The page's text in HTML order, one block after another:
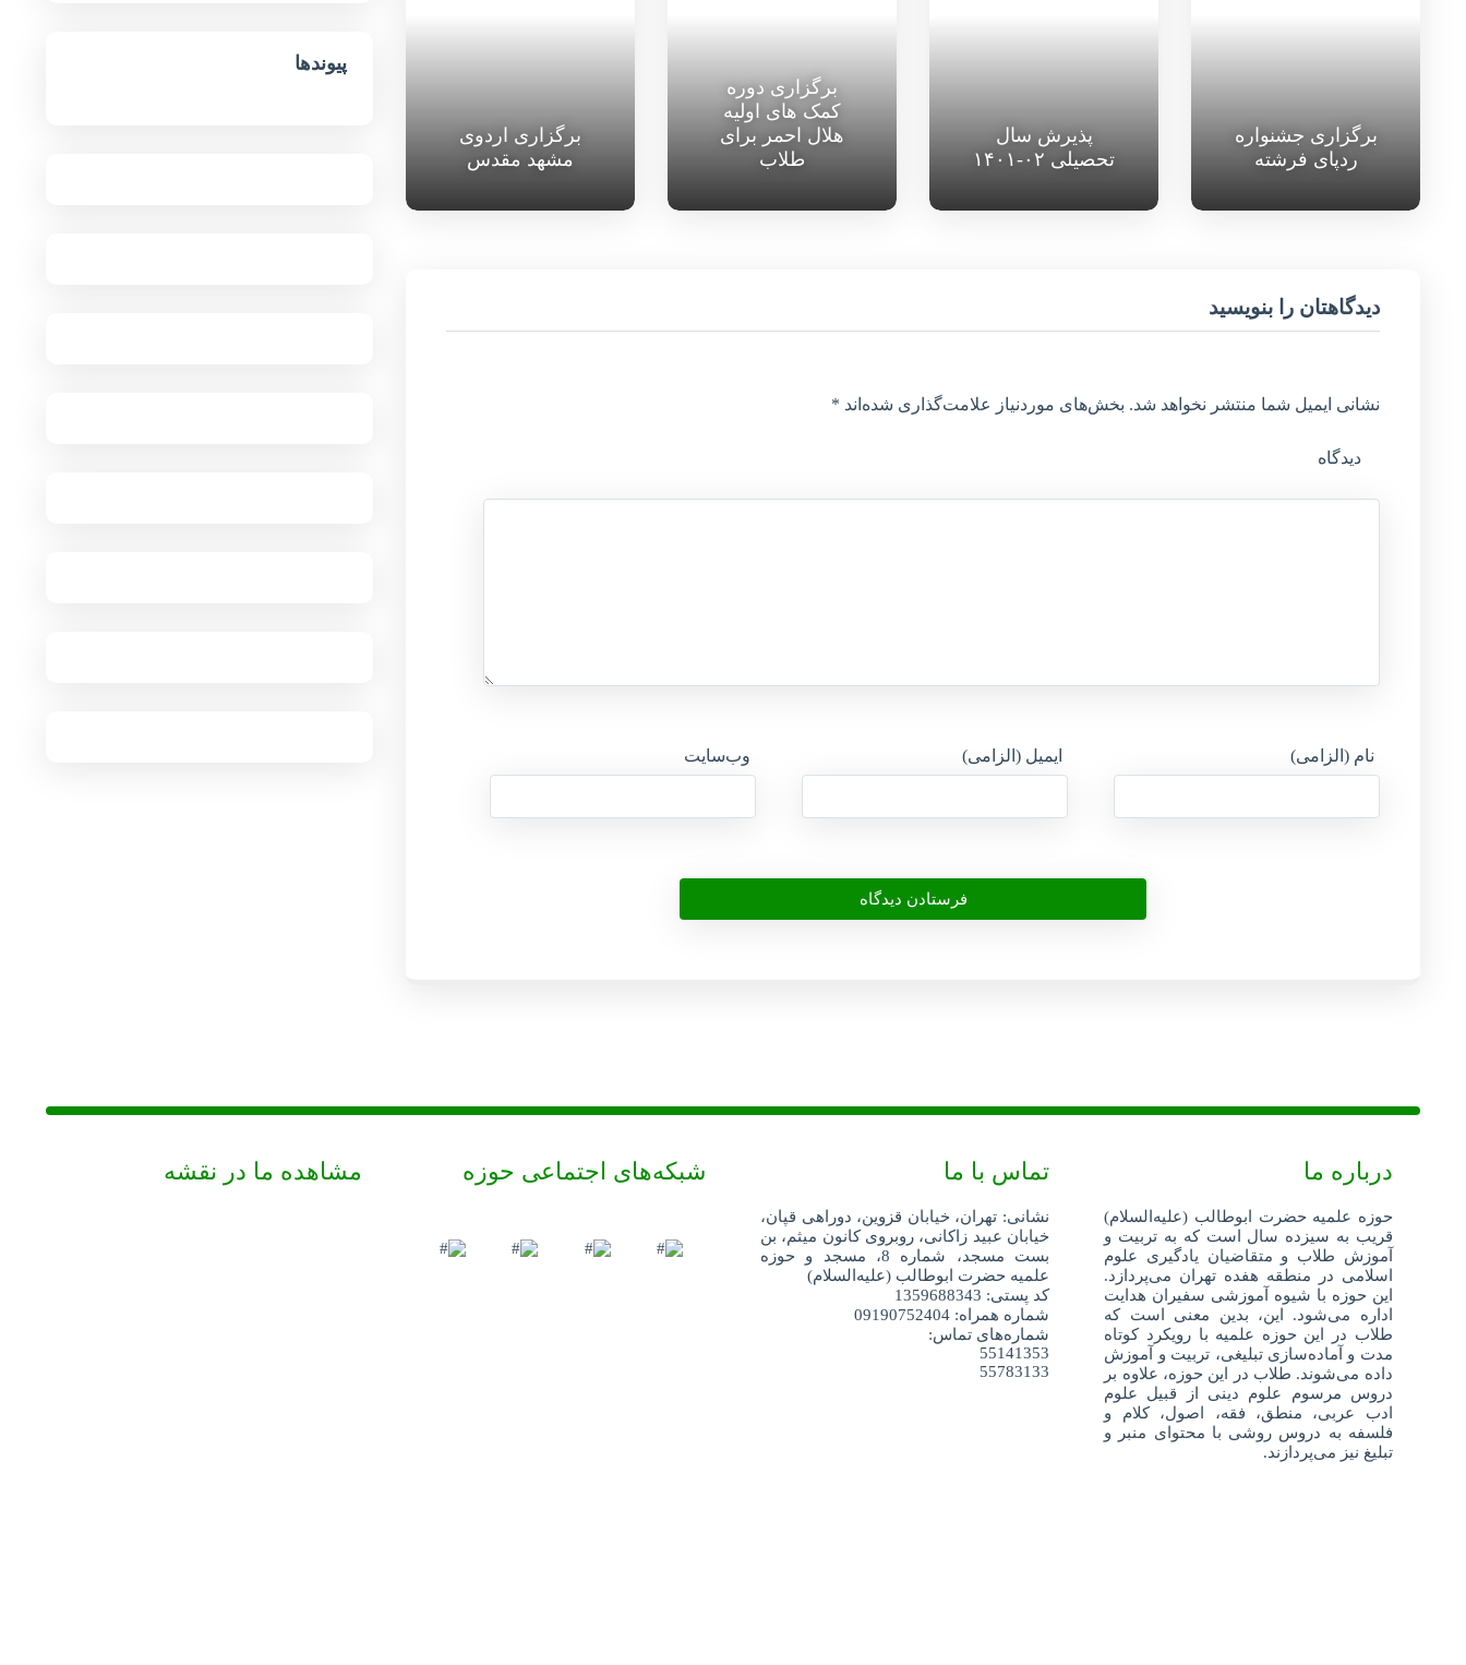
برگزاری جشنواره
ردپای فرشته
پذیرش سال
تحصیلی ۰۲-۱۴۰۱
برگزاری دوره
کمک های اولیه
هلال احمر برای
طلاب
برگزاری اردوی
مشهد مقدس
دیدگاهتان را بنویسید
نشانی ایمیل شما منتشر نخواهد شد. بخش‌های موردنیاز علامت‌گذاری شده‌اند *
دیدگاه
نام (الزامی) ایمیل (الزامی) وب‌سایت
پیوندها
درباره ما
حوزه علمیه حضرت ابوطالب (علیه‌السلام)
قریب به سیزده سال است که به تربیت و
آموزش طلاب و متقاضیان یادگیری علوم
اسلامی در منطقه هفده تهران می‌پردازد.
این حوزه با شیوه آموزشی سفیران هدایت
اداره می‌شود. این، بدین معنی است که
طلاب در این حوزه علمیه با رویکرد کوتاه
مدت و آماده‌سازی تبلیغی، تربیت و آموزش
داده می‌شوند. طلاب در این حوزه، علاوه بر
دروس مرسوم علوم دینی از قبیل علوم
ادب عربی، منطق، فقه، اصول، کلام و
فلسفه به دروس روشی با محتوای منبر و
تبلیغ نیز می‌پردازند.
تماس با ما
نشانی: تهران، خیابان قزوین، دوراهی قپان،
خیابان عبید زاکانی، روبروی کانون میثم، بن
بست مسجد، شماره 8، مسجد و حوزه
علمیه حضرت ابوطالب (علیه‌السلام)
کد پستی: 1359688343
شماره همراه: 09190752404
شماره‌های تماس:
55141353
55783133
شبکه‌های اجتماعی حوزه مشاهده ما در نقشه